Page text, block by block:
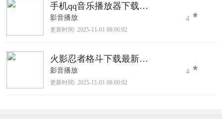
手机qq音乐播放器下载2025最新版
影音播放 4
更新时间: 2025-11-01 08:06:02
火影忍者格斗下载最新版本下载
影音播放 4
更新时间: 2025-11-01 08:00:02